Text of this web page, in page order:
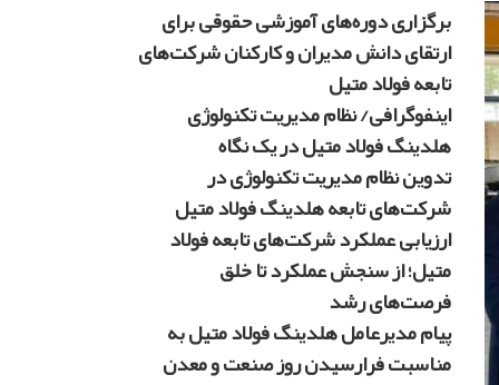
برگزاری دوره‌های آموزشی حقوقی برای
ارتقای دانش مدیران و کارکنان شرکت‌های
تابعه فولاد متیل
اینفوگرافی/ نظام مدیریت تکنولوژی
هلدینگ فولاد متیل در یک نگاه
تدوین نظام مدیریت تکنولوژی در
شرکت‌های تابعه هلدینگ فولاد متیل
ارزیابی عملکرد شرکت‌های تابعه فولاد
متیل؛ از سنجش عملکرد تا خلق
فرصت‌های رشد
پیام مدیرعامل هلدینگ فولاد متیل به
مناسبت فرارسیدن روز صنعت و معدن